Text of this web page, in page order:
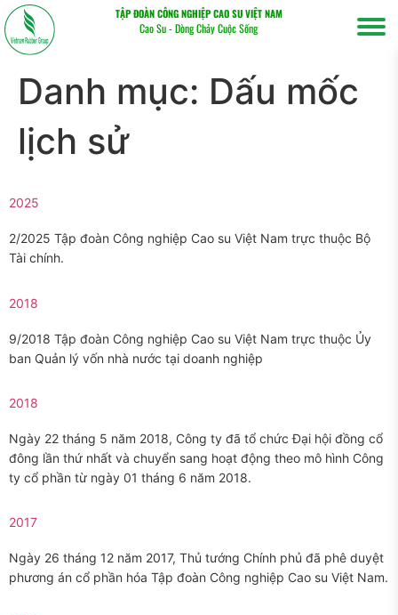
TẬP ĐOÀN CÔNG NGHIỆP CAO SU VIỆT NAM
Cao Su - Dòng Chảy Cuộc Sống
Danh mục: Dấu mốc
lịch sử
2025
2/2025 Tập đoàn Công nghiệp Cao su Việt Nam trực thuộc Bộ
Tài chính.
2018
9/2018 Tập đoàn Công nghiệp Cao su Việt Nam trực thuộc Ủy
ban Quản lý vốn nhà nước tại doanh nghiệp
2018
Ngày 22 tháng 5 năm 2018, Công ty đã tổ chức Đại hội đồng cổ
đông lần thứ nhất và chuyển sang hoạt động theo mô hình Công
ty cổ phần từ ngày 01 tháng 6 năm 2018.
2017
Ngày 26 tháng 12 năm 2017, Thủ tướng Chính phủ đã phê duyệt
phương án cổ phần hóa Tập đoàn Công nghiệp Cao su Việt Nam.